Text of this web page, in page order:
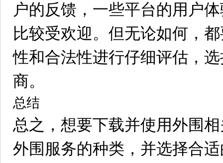
户的反馈，一些平台的用户
比较受欢迎。但无论如何，
性和合法性进行仔细评估，
商。
总结
总之，想要下载并使用外围
外围服务的种类，并选择合